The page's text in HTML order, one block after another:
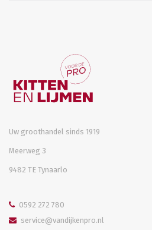
Uw groothandel sinds 1919
Meerweg 3
9482 TE Tynaarlo
0592 272 780
service@vandijkenpro.nl